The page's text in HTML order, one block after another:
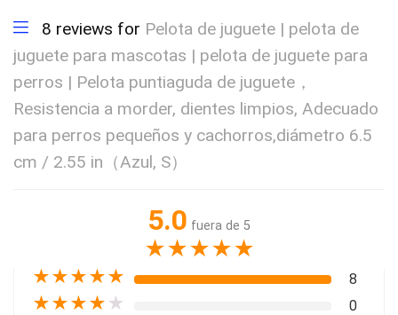
8 reviews for Pelota de juguete | pelota de
juguete para mascotas | pelota de juguete para
perros | Pelota puntiaguda de juguete，
Resistencia a morder, dientes limpios, Adecuado
para perros pequeños y cachorros,diámetro 6.5
cm / 2.55 in（Azul, S）
5.0 fuera de 5
★★★★★
★★★★★ 8
★★★★ ★ 0